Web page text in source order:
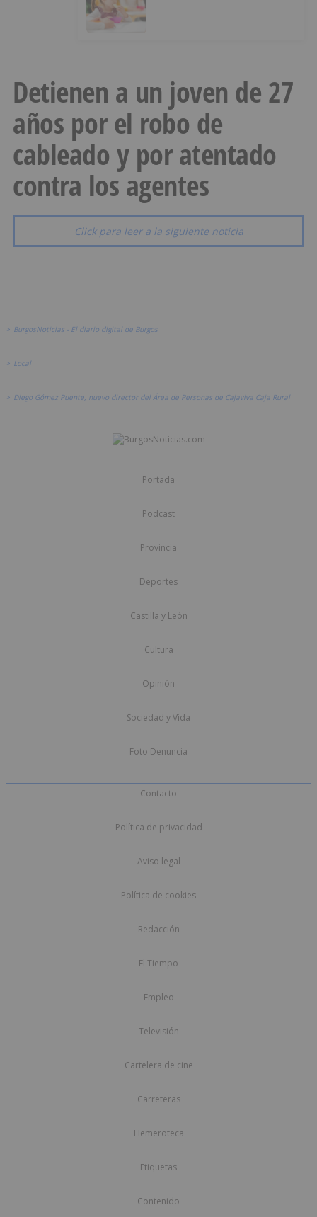
Detienen a un joven de 27
años por el robo de
cableado y por atentado
contra los agentes
Click para leer a la siguiente noticia
> BurgosNoticias - El diario digital de Burgos
> Local
> Diego Gómez Puente, nuevo director del Área de Personas de Cajaviva Caja Rural
Portada
Podcast
Provincia
Deportes
Castilla y León
Cultura
Opinión
Sociedad y Vida
Foto Denuncia
Contacto
Política de privacidad
Aviso legal
Política de cookies
Redacción
El Tiempo
Empleo
Televisión
Cartelera de cine
Carreteras
Hemeroteca
Etiquetas
Contenido